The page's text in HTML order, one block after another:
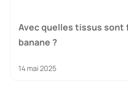
Avec quelles tissus sont
banane ?
14 mai 2025